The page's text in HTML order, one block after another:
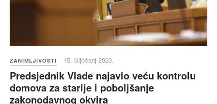
ZANIMLJIVOSTI 15. Siječanj 2020.
Predsjednik Vlade najavio veću kontrolu
domova za starije i poboljšanje
zakonodavnog okvira